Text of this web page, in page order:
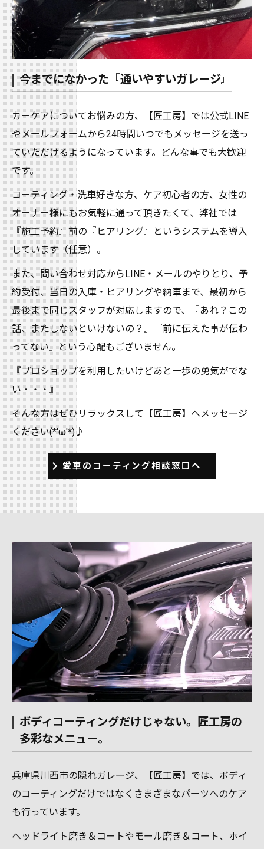
今までになかった『通いやすいガレージ』
カーケアについてお悩みの方、【匠工房】では公式LINE
やメールフォームから24時間いつでもメッセージを送っ
ていただけるようになっています。どんな事でも大歓迎
です。
コーティング・洗車好きな方、ケア初心者の方、女性の
オーナー様にもお気軽に通って頂きたくて、弊社では
『施工予約』前の『ヒアリング』というシステムを導入
しています（任意）。
また、問い合わせ対応からLINE・メールのやりとり、予
約受付、当日の入庫・ヒアリングや納車まで、最初から
最後まで同じスタッフが対応しますので、『あれ？この
話、またしないといけないの？』『前に伝えた事が伝わ
ってない』という心配もございません。
『プロショップを利用したいけどあと一歩の勇気がでな
い・・・』
そんな方はぜひリラックスして【匠工房】へメッセージ
ください(*'ω'*)♪
愛車のコーティング相談窓口へ
ボディコーティングだけじゃない。匠工房の
多彩なメニュー。
兵庫県川西市の隠れガレージ、【匠工房】では、ボディ
のコーティングだけではなくさまざまなパーツへのケア
も行っています。
ヘッドライト磨き＆コートやモール磨き＆コート、ホイ